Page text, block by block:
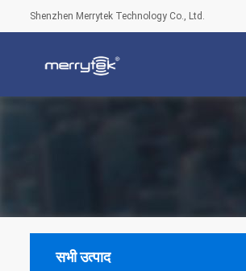
Shenzhen Merrytek Technology Co., Ltd.
सभी उत्पाद